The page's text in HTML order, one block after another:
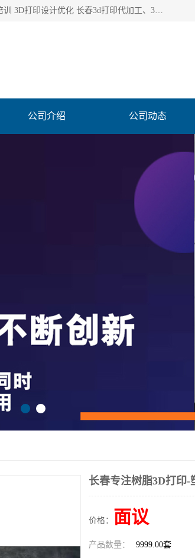
长春市东师青鸟科技有限公司从事3D打印代加工 3D打印设计服务 3D打印相关教育培训 3D打印设计优化 长春3d打印代加工、3D打印代加工及设计服务、3D打印相关教育培训、专利代理及优化、3D打印上下游技术服务，深耕工业设计、机械设计、3D打印多年年，拥有多项技术，辅助数十位客户完成自己的发明及实用新型专利。
公司介绍 公司动态
长春专注树脂3D打印-
价格： 面议
产品数量： 9999.00套